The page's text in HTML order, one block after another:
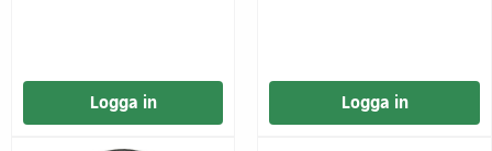
Logga in Logga in